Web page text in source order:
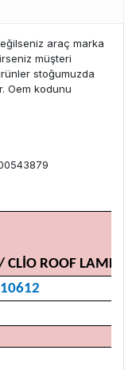
araç marka
müşteri
stoğumuzda
Oem kodunu
ROOF LAMP